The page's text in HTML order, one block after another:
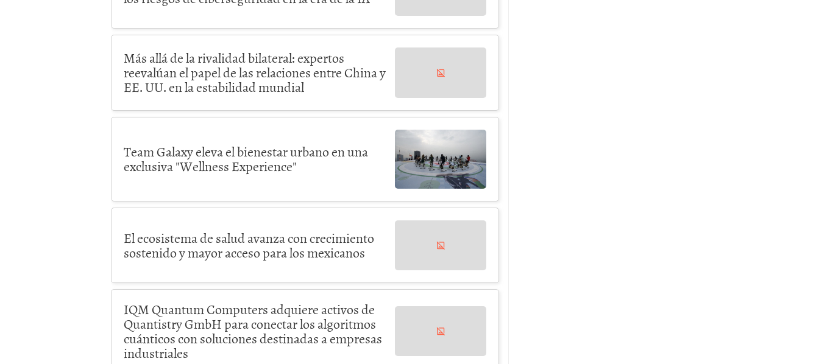
Más allá de la rivalidad bilateral: expertos
reevalúan el papel de las relaciones entre China y
EE. UU. en la estabilidad mundial
Team Galaxy eleva el bienestar urbano en una
exclusiva "Wellness Experience"
El ecosistema de salud avanza con crecimiento
sostenido y mayor acceso para los mexicanos
IQM Quantum Computers adquiere activos de
Quantistry GmbH para conectar los algoritmos
cuánticos con soluciones destinadas a empresas
industriales